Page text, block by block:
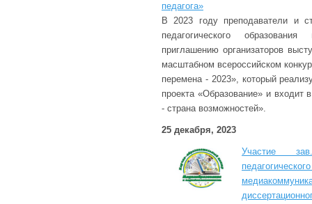
педагога»
В 2023 году преподаватели и
педагогического
приглашению организаторов
масштабном всероссийском
перемена - 2023», который
проекта «Образование» и
- страна возможностей».
25 декабря, 2023
Участие